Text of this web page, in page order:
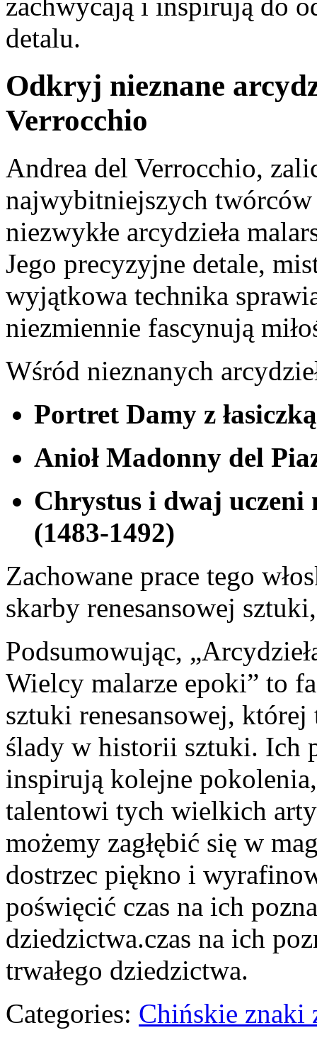
detalu.
Odkryj nieznane
Verrocchio
Andrea del Verrocchio,⁤
⁤najwybitniejszych ⁢twórców
niezwykłe arcydzieła
Jego precyzyjne‍ detale,
wyjątkowa technika
niezmiennie‌ fascynują
Wśród nieznanych
Portret Damy z
Anioł Madonny ‍del
Chrystus i dwaj
(1483-1492)
Zachowane prace tego
skarby renesansowej
Podsumowując,
Wielcy ⁢malarze epoki” to
sztuki⁤ renesansowej,
ślady w ⁤historii sztuki. ‍Ich
inspirują ⁣kolejne​
talentowi tych wielkich
możemy zagłębić⁤ się w
dostrzec piękno i
⁤poświęcić czas ⁢na ich
dziedzictwa.czas na⁢ ich
trwałego dziedzictwa.
Categories: Chińskie znaki